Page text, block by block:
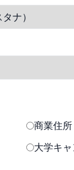
商業住所
大学キ